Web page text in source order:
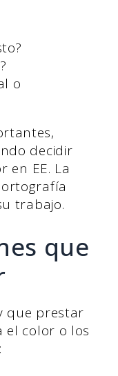
o
decidir
en EE. La
trabajo.
que
que prestar
el color o los